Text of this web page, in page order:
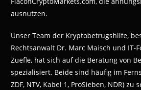
ausnutzen.
Unser Team der Kryptobetrugshilfe,
Rechtsanwalt Dr. Marc Maisch und IT-
Zuefle, hat sich auf die Beratung von
spezialisiert. Beide sind häufig im
ZDF, NTV, Kabel 1, ProSieben, NDR) zu